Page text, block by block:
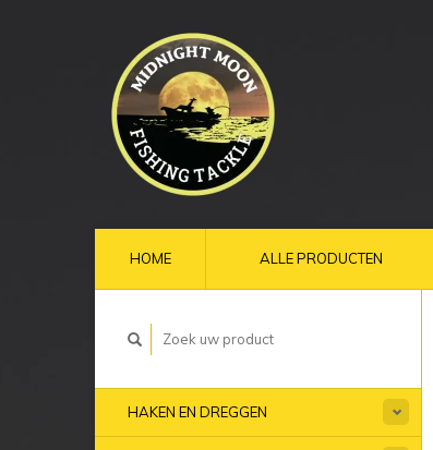
HOME ALLE PRODUCTEN
HAKEN EN DREGGEN